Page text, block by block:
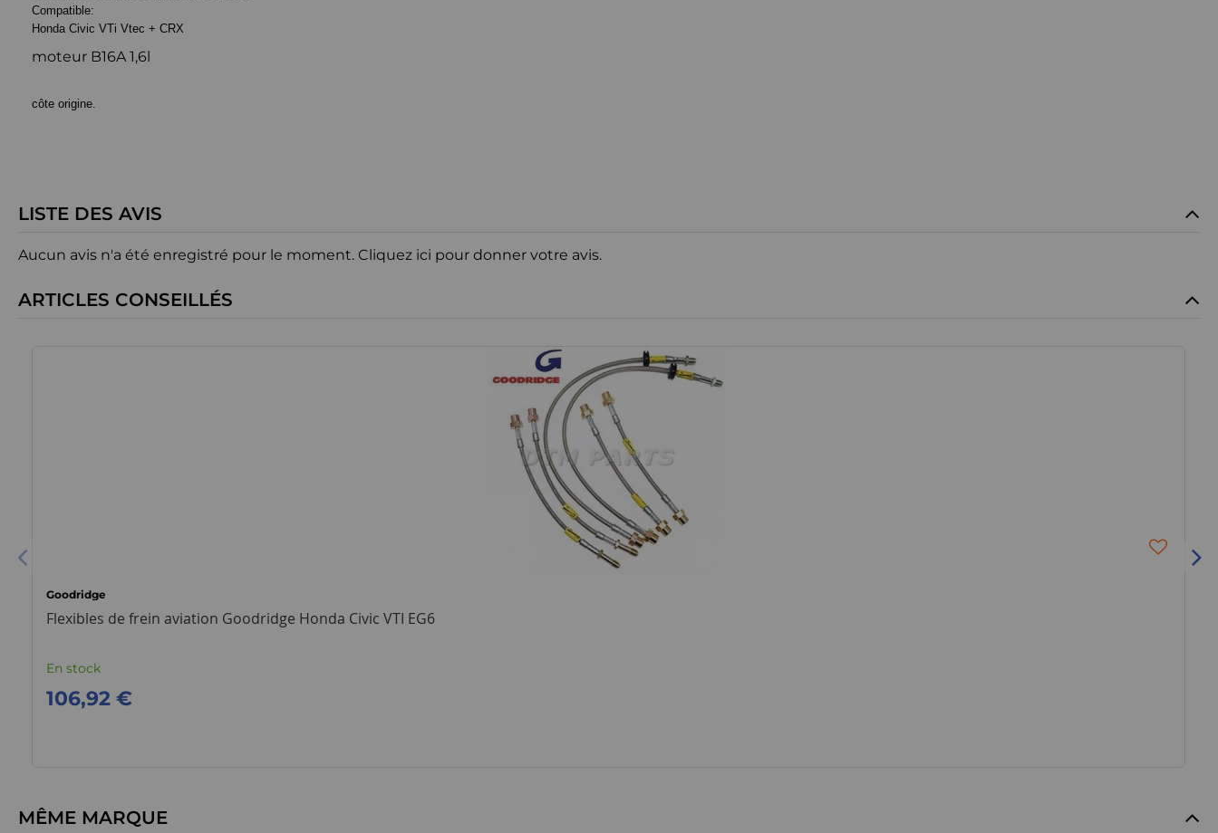
Compatible:
Honda Civic VTi Vtec + CRX
moteur B16A 1,6l
côte origine.
LISTE DES AVIS
Aucun avis n'a été enregistré pour le moment. Cliquez ici pour donner votre avis.
ARTICLES CONSEILLÉS
Goodridge
Flexibles de frein aviation Goodridge Honda Civic VTI EG6
En stock
106,92 €
MÊME MARQUE